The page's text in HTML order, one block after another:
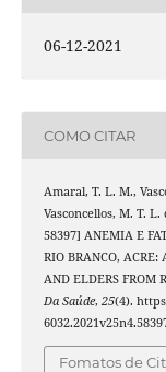
06-12-2021
COMO CITAR
Amaral, T. L. M.,
Vasconcellos, M. T.
58397] ANEMIA E
RIO BRANCO, ACRE:
AND ELDERS FROM
Da Saúde, 25(4).
Fomatos de